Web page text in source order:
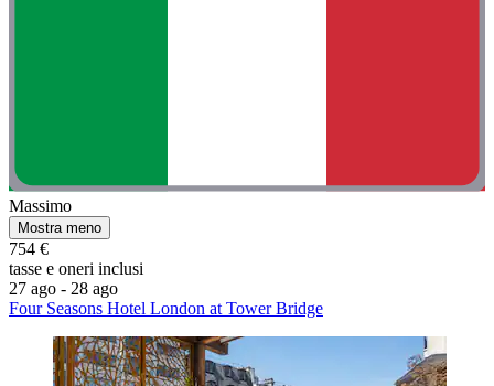
Massimo
Mostra meno
754 €
tasse e oneri inclusi
27 ago - 28 ago
Four Seasons Hotel London at Tower Bridge